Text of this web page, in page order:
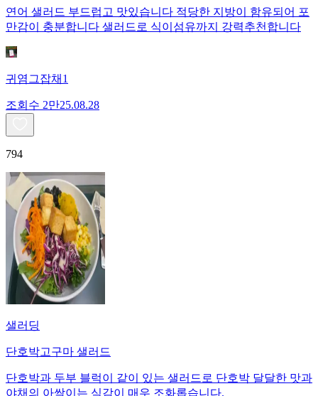
연어 샐러드 부드럽고 맛있습니다 적당한 지방이 함유되어 포
만감이 충분합니다 샐러드로 식이섬유까지 강력추천합니다
귀염그잡채1
조회수 2만25.08.28
794
샐러딩
단호박고구마 샐러드
단호박과 두부 블럭이 같이 있는 샐러드로 단호박 달달한 맛과
야채의 아싹이는 식감이 매우 조화롭습니다.